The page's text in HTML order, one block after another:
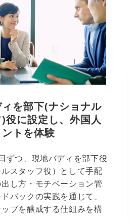
を部下(ナショナル
役に設定し、外国人
トを体験
ずつ、現地バディを部下役
ルスタッフ役）として手配
し方・モチベーション管
バックの実践を通じて、
プを醸成する仕組みを構